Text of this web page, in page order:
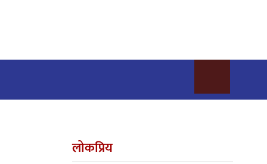
लोकप्रिय